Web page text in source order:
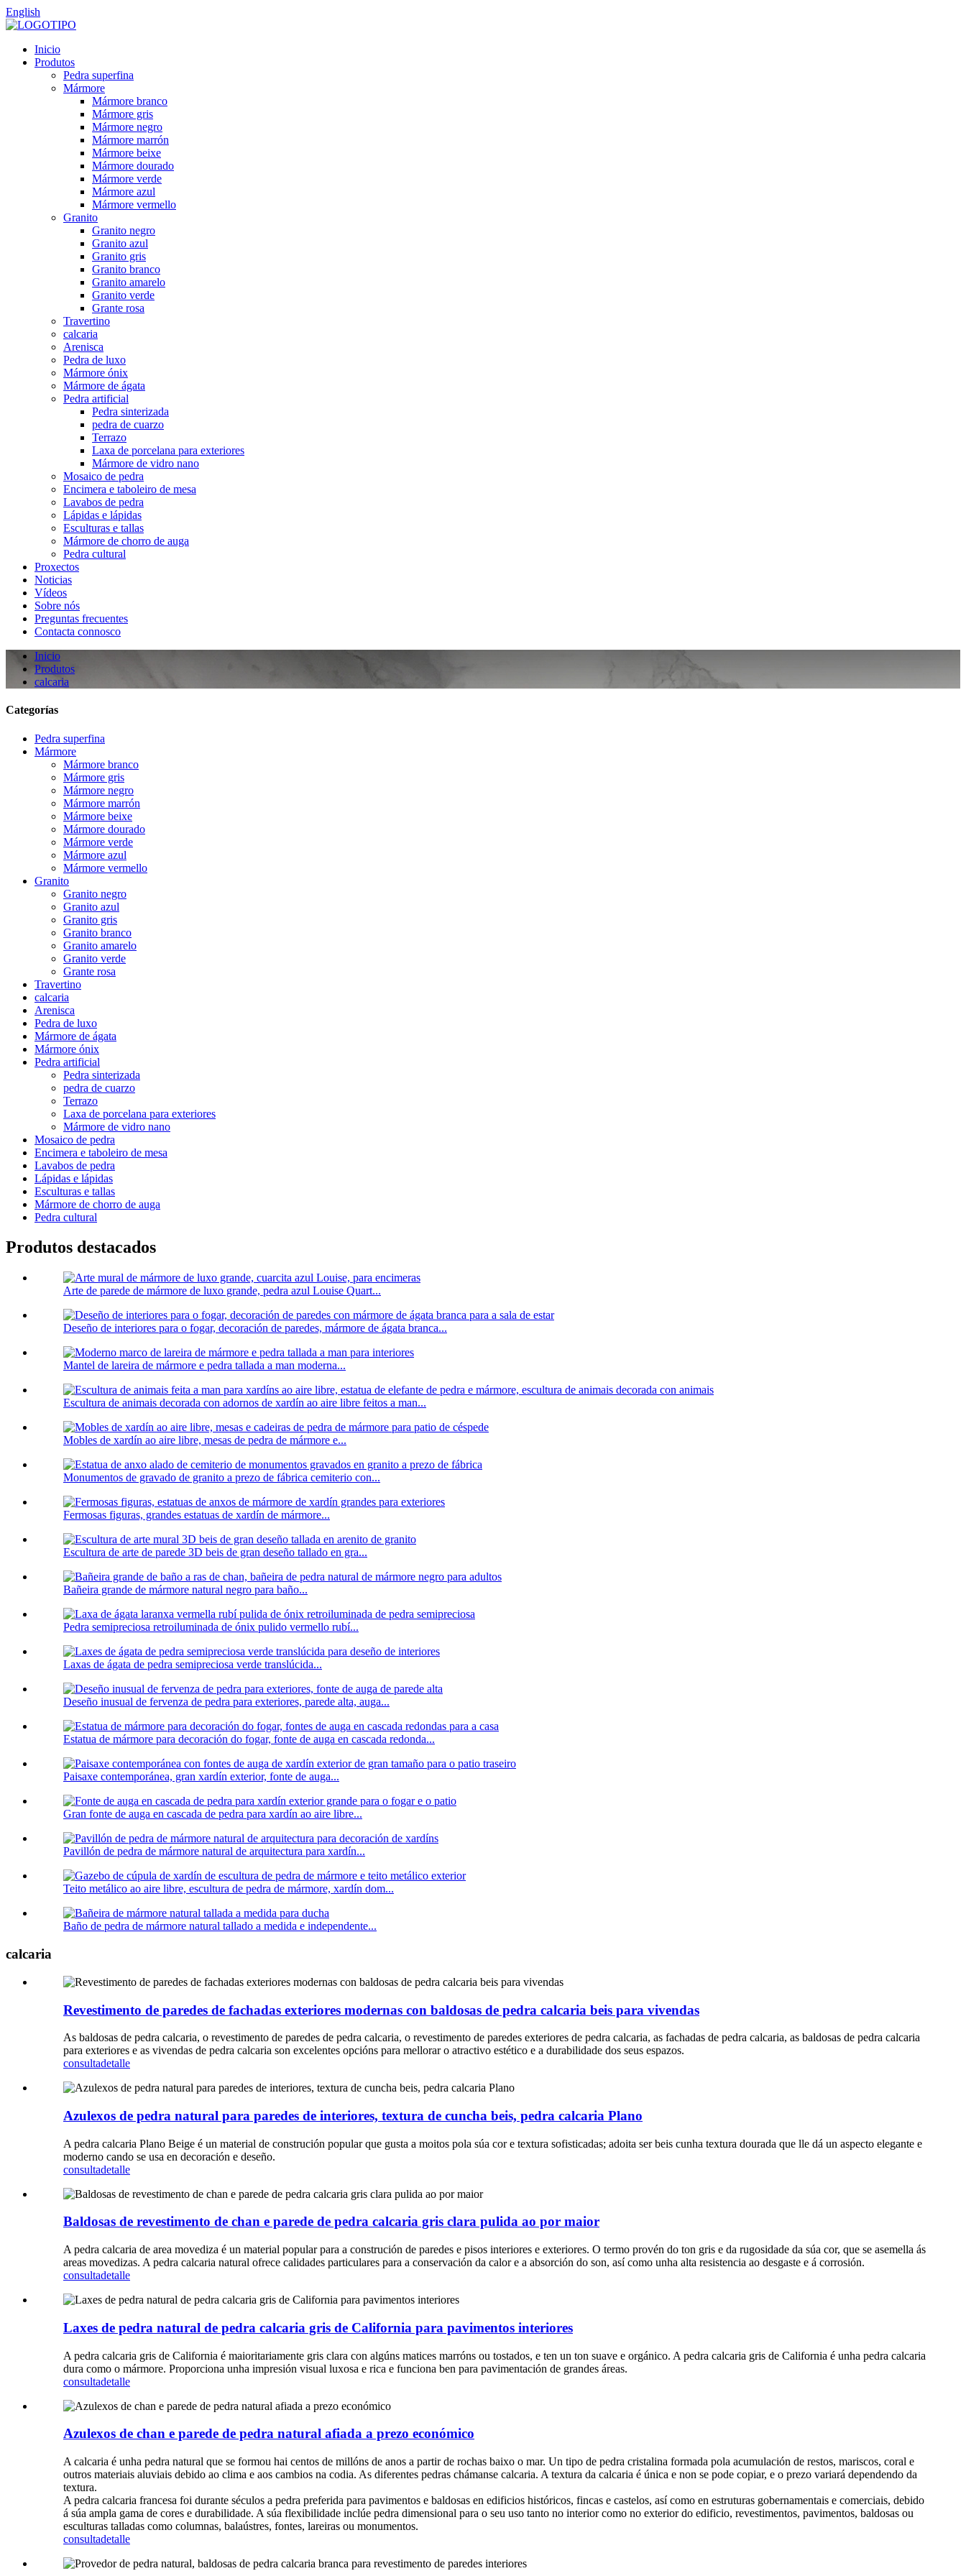
English
Inicio
Produtos
Pedra superfina
Mármore
Mármore branco
Mármore gris
Mármore negro
Mármore marrón
Mármore beixe
Mármore dourado
Mármore verde
Mármore azul
Mármore vermello
Granito
Granito negro
Granito azul
Granito gris
Granito branco
Granito amarelo
Granito verde
Grante rosa
Travertino
calcaria
Arenisca
Pedra de luxo
Mármore ónix
Mármore de ágata
Pedra artificial
Pedra sinterizada
pedra de cuarzo
Terrazo
Laxa de porcelana para exteriores
Mármore de vidro nano
Mosaico de pedra
Encimera e taboleiro de mesa
Lavabos de pedra
Lápidas e lápidas
Esculturas e tallas
Mármore de chorro de auga
Pedra cultural
Proxectos
Noticias
Vídeos
Sobre nós
Preguntas frecuentes
Contacta connosco
Inicio
Produtos
calcaria
Categorías
Pedra superfina
Mármore
Mármore branco
Mármore gris
Mármore negro
Mármore marrón
Mármore beixe
Mármore dourado
Mármore verde
Mármore azul
Mármore vermello
Granito
Granito negro
Granito azul
Granito gris
Granito branco
Granito amarelo
Granito verde
Grante rosa
Travertino
calcaria
Arenisca
Pedra de luxo
Mármore de ágata
Mármore ónix
Pedra artificial
Pedra sinterizada
pedra de cuarzo
Terrazo
Laxa de porcelana para exteriores
Mármore de vidro nano
Mosaico de pedra
Encimera e taboleiro de mesa
Lavabos de pedra
Lápidas e lápidas
Esculturas e tallas
Mármore de chorro de auga
Pedra cultural
Produtos destacados
Arte de parede de mármore de luxo grande, pedra azul Louise Quart...
Deseño de interiores para o fogar, decoración de paredes, mármore de ágata branca...
Mantel de lareira de mármore e pedra tallada a man moderna...
Escultura de animais decorada con adornos de xardín ao aire libre feitos a man...
Mobles de xardín ao aire libre, mesas de pedra de mármore e...
Monumentos de gravado de granito a prezo de fábrica cemiterio con...
Fermosas figuras, grandes estatuas de xardín de mármore...
Escultura de arte de parede 3D beis de gran deseño tallado en gra...
Bañeira grande de mármore natural negro para baño...
Pedra semipreciosa retroiluminada de ónix pulido vermello rubí...
Laxas de ágata de pedra semipreciosa verde translúcida...
Deseño inusual de fervenza de pedra para exteriores, parede alta, auga...
Estatua de mármore para decoración do fogar, fonte de auga en cascada redonda...
Paisaxe contemporánea, gran xardín exterior, fonte de auga...
Gran fonte de auga en cascada de pedra para xardín ao aire libre...
Pavillón de pedra de mármore natural de arquitectura para xardín...
Teito metálico ao aire libre, escultura de pedra de mármore, xardín dom...
Baño de pedra de mármore natural tallado a medida e independente...
calcaria
Revestimento de paredes de fachadas exteriores modernas con baldosas de pedra calcaria beis para vivendas
As baldosas de pedra calcaria, o revestimento de paredes de pedra calcaria, o revestimento de paredes exteriores de pedra calcaria, as fachadas de pedra calcaria, as baldosas de pedra calcaria
para exteriores e as vivendas de pedra calcaria son excelentes opcións para mellorar o atractivo estético e a durabilidade dos seus espazos.
consultadetalle
Azulexos de pedra natural para paredes de interiores, textura de cuncha beis, pedra calcaria Plano
A pedra calcaria Plano Beige é un material de construción popular que gusta a moitos pola súa cor e textura sofisticadas; adoita ser beis cunha textura dourada que lle dá un aspecto elegante e
moderno cando se usa en decoración e deseño.
consultadetalle
Baldosas de revestimento de chan e parede de pedra calcaria gris clara pulida ao por maior
A pedra calcaria de area movediza é un material popular para a construción de paredes e pisos interiores e exteriores. O termo provén do ton gris e da rugosidade da súa cor, que se asemella ás
areas movedizas. A pedra calcaria natural ofrece calidades particulares para a conservación da calor e a absorción do son, así como unha alta resistencia ao desgaste e á corrosión.
consultadetalle
Laxes de pedra natural de pedra calcaria gris de California para pavimentos interiores
A pedra calcaria gris de California é maioritariamente gris clara con algúns matices marróns ou tostados, e ten un ton suave e orgánico. A pedra calcaria gris de California é unha pedra calcaria
dura como o mármore. Proporciona unha impresión visual luxosa e rica e funciona ben para pavimentación de grandes áreas.
consultadetalle
Azulexos de chan e parede de pedra natural afiada a prezo económico
A calcaria é unha pedra natural que se formou hai centos de millóns de anos a partir de rochas baixo o mar. Un tipo de pedra cristalina formada pola acumulación de restos, mariscos, coral e
outros materiais aluviais debido ao clima e aos cambios na codia. As diferentes pedras chámanse calcaria. A textura da calcaria é única e non se pode copiar, e o prezo variará dependendo da
textura.
A pedra calcaria francesa foi durante séculos a pedra preferida para pavimentos e baldosas en edificios históricos, fincas e castelos, así como en estruturas gobernamentais e comerciais, debido
á súa ampla gama de cores e durabilidade. A súa flexibilidade inclúe pedra dimensional para o seu uso tanto no interior como no exterior do edificio, revestimentos, pavimentos, baldosas ou
esculturas talladas como columnas, balaústres, fontes, lareiras ou monumentos.
consultadetalle